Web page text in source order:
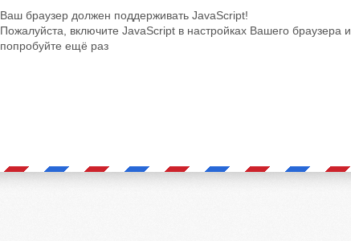
Ваш браузер должен поддерживать JavaScript!
Пожалуйста, включите JavaScript в настройках Вашего браузера и
попробуйте ещё раз